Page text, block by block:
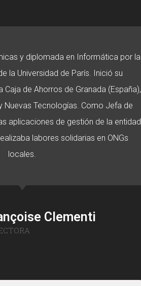
y diplomada en Informática por la
la Universidad de París. Inició su
de Ahorros de Granada (España),
Nuevas Tecnologías. Como Jefa de
aplicaciones de gestión de la entidad
labores solidarias en ONGs
locales.
Clementi